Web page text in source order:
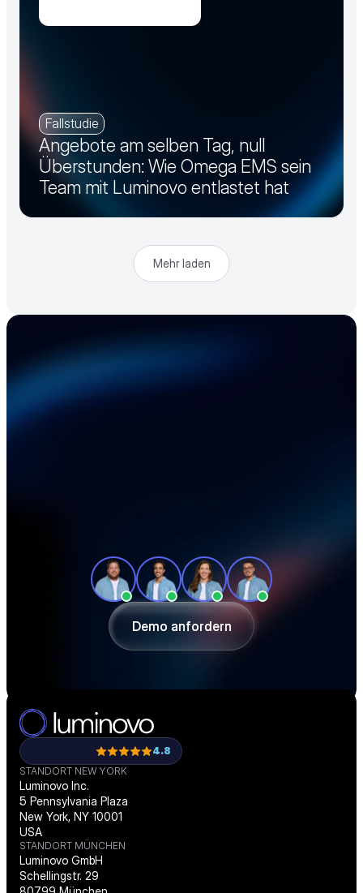
Fallstudie
Angebote am selben Tag, null
Überstunden: Wie Omega EMS sein
Team mit Luminovo entlastet hat
Mehr laden
Beschleunigen Sie
einer individuellen Tour, wie Sie Ihre
Beschaffung effizienter gestalten und
passgenau digitalisieren.
Demo anfordern
Demo anfordern
4.8
STANDORT NEW YORK
Luminovo Inc.
5 Pennsylvania Plaza
New York, NY 10001
USA
STANDORT MÜNCHEN
Luminovo GmbH
Schellingstr. 29